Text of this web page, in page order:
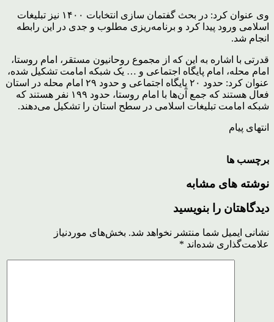
وی عنوان کرد: در بحث گفتمان سازی انتخابات ۱۴۰۰ نیز تبلیغات
اسلامی ورود پیدا کرد و برنامه‌ریزی مطلوب و جدی در این رابطه
انجام شد.
قدرتی با اشاره به این که از مجموع روحانیون مستقر، امام روستا،
امام محله، امام پایگاه اجتماعی و … یک شبکه امامت تشکیل شده،
عنوان کرد: حدود ۲۰ پایگاه اجتماعی و حدود ۲۹ امام محله در استان
فعال هستند که جمع آن‌ها با امام روستا، حدود ۱۹۹ نفر هستند که
شبکه امامت تبلیغات اسلامی در سطح استان را تشکیل می‌دهند.
انتهای پیام
برچسب ها
نوشته های مشابه
دیدگاهتان را بنویسید
نشانی ایمیل شما منتشر نخواهد شد. بخش‌های موردنیاز
علامت‌گذاری شده‌اند *